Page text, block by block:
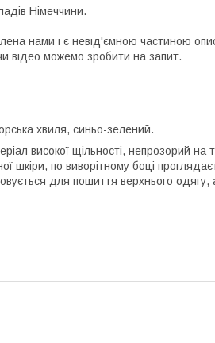
Німеччини.
нами і є невід'ємною частиною
відео можемо зробити на запит.
хвиля, синьо-зелений.
високої щільності, непрозорий на
шкіри, по виворітному боці
для пошиття верхнього одягу,